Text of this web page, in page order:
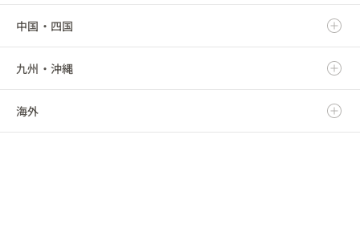
山形県
福島県
埼玉県
千葉県
東京都
愛知県
三重県
富山県
石川県
福井県
滋賀県
京都府
大阪府
中国・四国
鳥取県
島根県
九州・沖縄
福岡県
海外